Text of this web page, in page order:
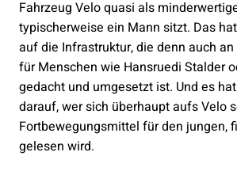
Fahrzeug Velo quasi als
typischerweise ein Mann sitzt. Das
auf die Infrastruktur, die denn auch
für Menschen wie Hansruedi Stalder
gedacht und umgesetzt ist. Und es
darauf, wer sich überhaupt aufs Velo
Fortbewegungsmittel für den jungen,
gelesen wird.